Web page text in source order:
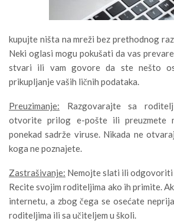
kupujte ništa na mreži bez prethodnog
Neki oglasi mogu pokušati da vas
stvari ili vam govore da ste nešto
prikupljanje vaših ličnih podataka.
Preuzimanje: Razgovarajte sa
otvorite prilog e-pošte ili preuzmete
ponekad sadrže viruse. Nikada ne
koga ne poznajete.
Zastrašivanje: Nemojte slati ili odgovoriti
Recite svojim roditeljima ako ih primite.
internetu, a zbog čega se osećate
roditeljima ili sa učiteljem u školi.